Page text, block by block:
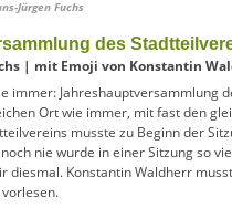
Jürgen Fuchs
des
| mit Emoji von Konstantin
immer: Jahreshauptversammlung
Ort wie immer, mit fast den
musste zu Beginn der
nie wurde in einer Sitzung so
diesmal. Konstantin Waldherr